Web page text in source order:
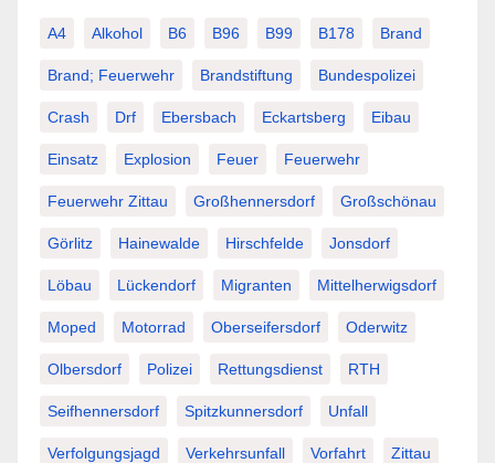
A4 Alkohol B6 B96 B99 B178 Brand
Brand; Feuerwehr Brandstiftung Bundespolizei
Crash Drf Ebersbach Eckartsberg Eibau
Einsatz Explosion Feuer Feuerwehr
Feuerwehr Zittau Großhennersdorf Großschönau
Görlitz Hainewalde Hirschfelde Jonsdorf
Löbau Lückendorf Migranten Mittelherwigsdorf
Moped Motorrad Oberseifersdorf Oderwitz
Olbersdorf Polizei Rettungsdienst RTH
Seifhennersdorf Spitzkunnersdorf Unfall
Verfolgungsjagd Verkehrsunfall Vorfahrt Zittau